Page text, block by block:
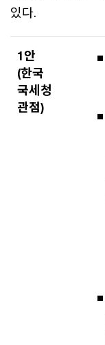
있다.
1안
(한국
국세청
관점)